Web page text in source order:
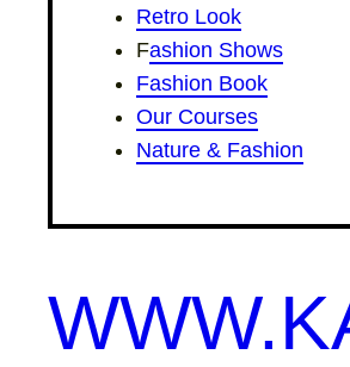
Retro Look
Fashion Shows
Fashion Book
Our Courses
Nature & Fashion